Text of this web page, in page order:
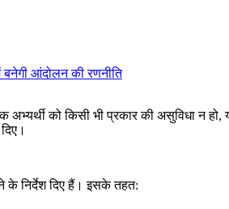
बनेगी आंदोलन की रणनीति
को किसी भी प्रकार की असुविधा न
के निर्देश दिए हैं। इसके तहत: